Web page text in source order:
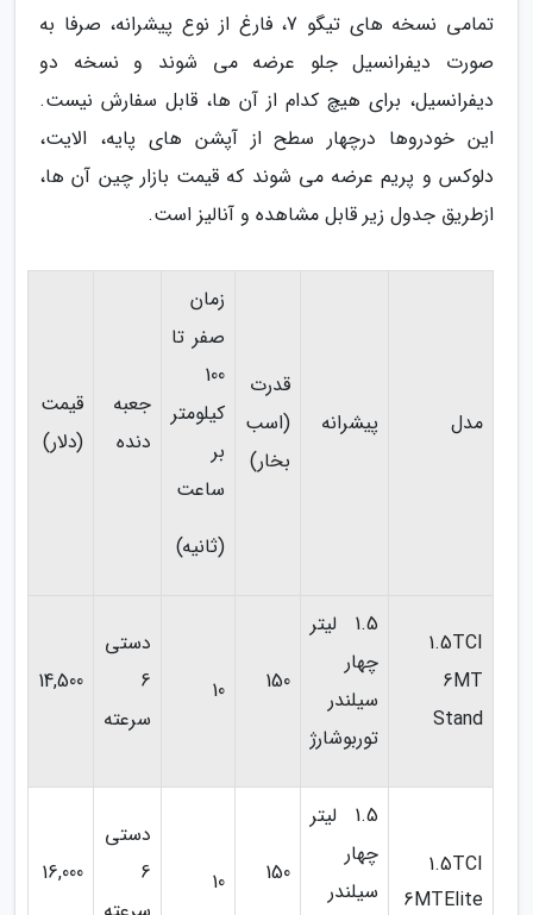
تمامی نسخه های تیگو 7، فارغ از نوع پیشرانه، صرفا به
صورت دیفرانسیل جلو عرضه می شوند و نسخه دو
دیفرانسیل، برای هیچ کدام از آن ها، قابل سفارش نیست.
این خودروها درچهار سطح از آپشن های پایه، الایت،
دلوکس و پریم عرضه می شوند که قیمت بازار چین آن ها،
ازطریق جدول زیر قابل مشاهده و آنالیز است.
مدل پیشرانه
قدرت
(اسب
بخار)
زمان
صفر تا
100
کیلومتر
بر
ساعت
(ثانیه)
جعبه
دنده
قیمت
(دلار)
1.5TCI
6MT
Stand
1.5 لیتر
چهار
سیلندر
توربوشارژ
150
10
دستی
6
سرعته
14,500
1.5TCI
6MTElite
1.5 لیتر
چهار
سیلندر
150
10
دستی
6
16,000